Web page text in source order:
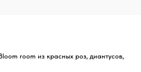
room из красных роз, диантусов,